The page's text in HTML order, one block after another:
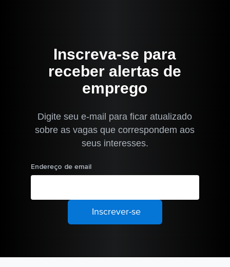
Inscreva-se para
receber alertas de
emprego
Digite seu e-mail para ficar atualizado
sobre as vagas que correspondem aos
seus interesses.
Endereço de email